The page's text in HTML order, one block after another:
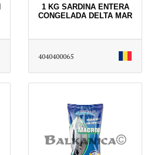
1 KG SARDINA ENTERA
CONGELADA DELTA MAR
4040400065